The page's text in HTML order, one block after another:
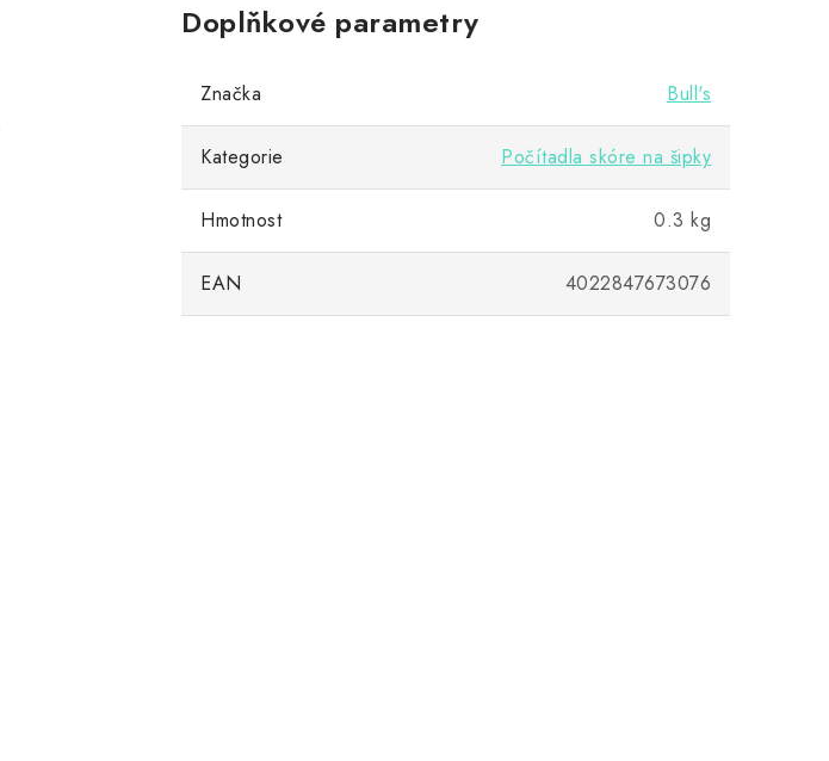
Doplňkové parametry
Značka Bull's
Kategorie Počítadla skóre na šipky
Hmotnost 0.3 kg
EAN 4022847673076